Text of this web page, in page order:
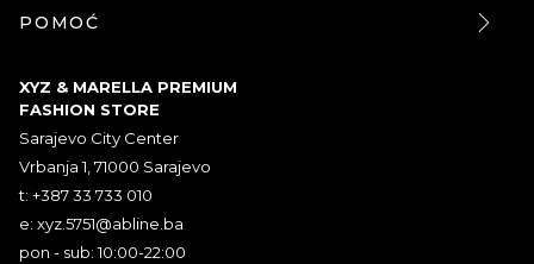
POMOĆ
XYZ & MARELLA PREMIUM
FASHION STORE
Sarajevo City Center
Vrbanja 1, 71000 Sarajevo
t: +387 33 733 010
e: xyz.5751@abline.ba
pon - sub: 10:00-22:00